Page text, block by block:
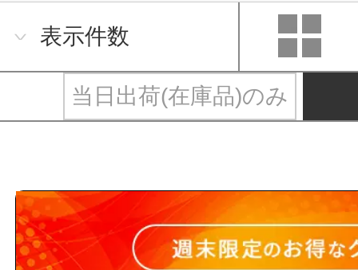
表示件数
当日出荷(在庫品)のみ